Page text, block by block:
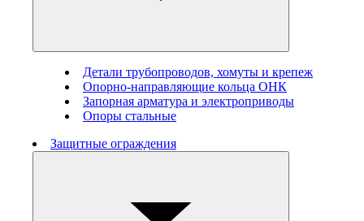
Детали трубопроводов, хомуты и крепеж
Опорно-направляющие кольца ОНК
Запорная арматура и электроприводы
Опоры стальные
Защитные ограждения